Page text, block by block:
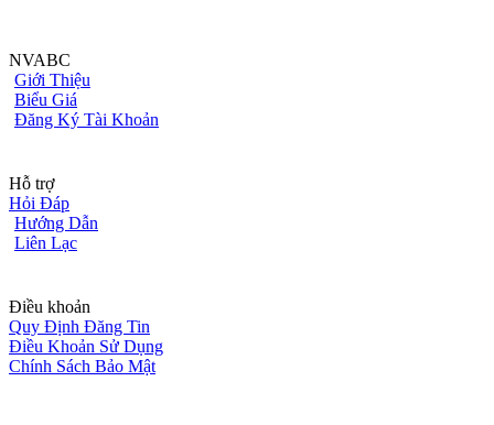
NVABC
Giới Thiệu
Biểu Giá
Đăng Ký Tài Khoản
Hỗ trợ
Hỏi Đáp
Hướng Dẫn
Liên Lạc
Điều khoản
Quy Định Đăng Tin
Điều Khoản Sử Dụng
Chính Sách Bảo Mật